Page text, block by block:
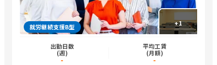
+1
就労継続支援B型
出勤日数
(週)
-
平均工賃
(月額)
-